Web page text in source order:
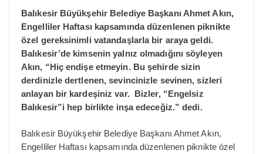
Balıkesir Büyükşehir Belediye Başkanı Ahmet Akın,
Engelliler Haftası kapsamında düzenlenen piknikte
özel gereksinimli vatandaşlarla bir araya geldi.
Balıkesir’de kimsenin yalnız olmadığını söyleyen
Akın, “Hiç endişe etmeyin. Bu şehirde sizin
derdinizle dertlenen, sevincinizle sevinen, sizleri
anlayan bir kardeşiniz var. Bizler, “Engelsiz
Balıkesir”i hep birlikte inşa edeceğiz.” dedi.
Balıkesir Büyükşehir Belediye Başkanı Ahmet Akın,
Engelliler Haftası kapsamında düzenlenen piknikte özel